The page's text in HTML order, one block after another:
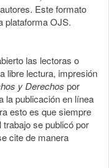
Este formato
plataforma OJS.
las lectoras o
libre lectura, impresión
y Derechos por
la publicación en línea
esto es que siempre
se publicó por
cite de manera